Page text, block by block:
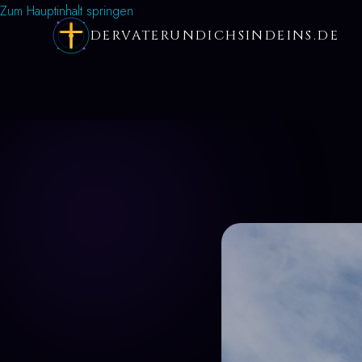
Zum Hauptinhalt springen
DERVATERUNDICHSINDEINS.DE